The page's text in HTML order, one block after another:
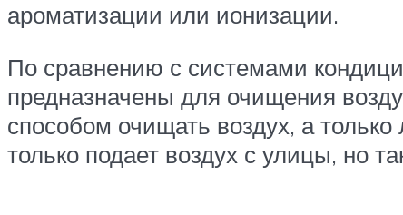
ароматизации или ионизации.
По сравнению с системами
предназначены для очищения
способом очищать воздух, а
только подает воздух с улицы, но